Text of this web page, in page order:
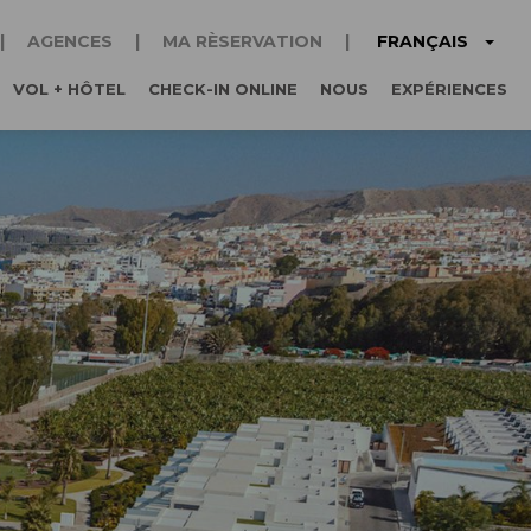
AGENCES MA RÈSERVATION FRANÇAIS
VOL + HÔTEL CHECK-IN ONLINE NOUS EXPÉRIENCES